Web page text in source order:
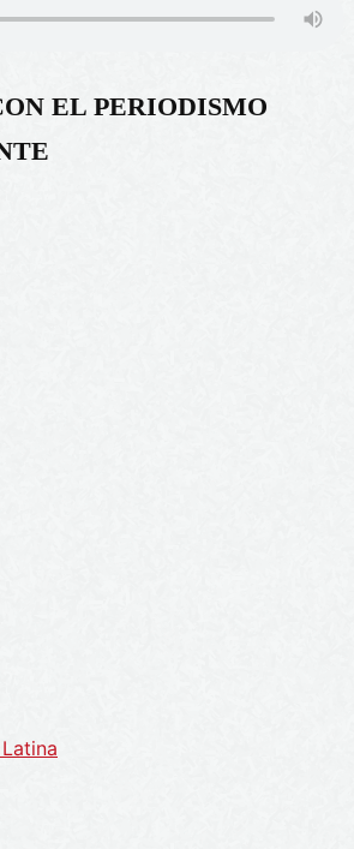
EL PERIODISMO